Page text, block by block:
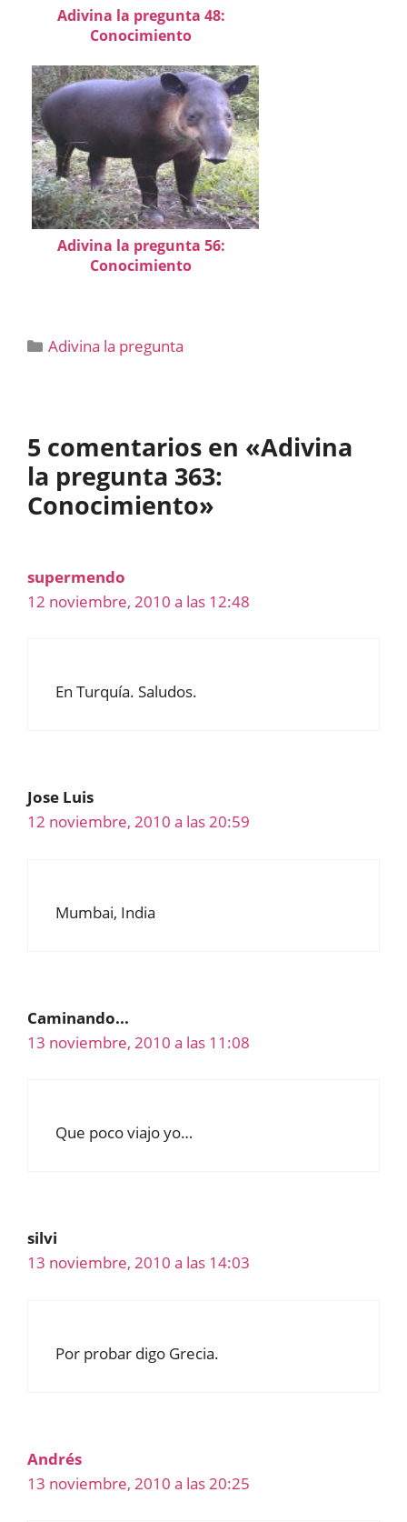
Adivina la pregunta 48:
Conocimiento
Adivina la pregunta 56:
Conocimiento
Categorías
Adivina la pregunta
5 comentarios en «Adivina
la pregunta 363:
Conocimiento»
supermendo
12 noviembre, 2010 a las 12:48
En Turquía. Saludos.
Jose Luis
12 noviembre, 2010 a las 20:59
Mumbai, India
Caminando...
13 noviembre, 2010 a las 11:08
Que poco viajo yo…
silvi
13 noviembre, 2010 a las 14:03
Por probar digo Grecia.
Andrés
13 noviembre, 2010 a las 20:25